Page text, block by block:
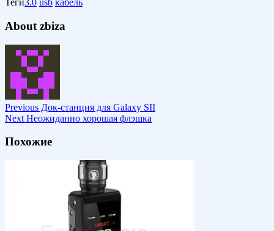
Теги3.0 usb кабель
About zbiza
Previous Док-станция для Galaxy SII
Next Неожиданно хорошая флэшка
Похожие